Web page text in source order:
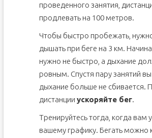
проведенного занятия,
продлевать на 100 метров.
Чтобы быстро пробежать, нужно
дышать при беге на 3 км.
нужно не быстро, а дыхание
ровным. Спустя пару занятий
дыхание больше не сбивается.
дистанции ускоряйте бег.
Тренируйтесь тогда, когда вам
вашему графику. Бегать можно